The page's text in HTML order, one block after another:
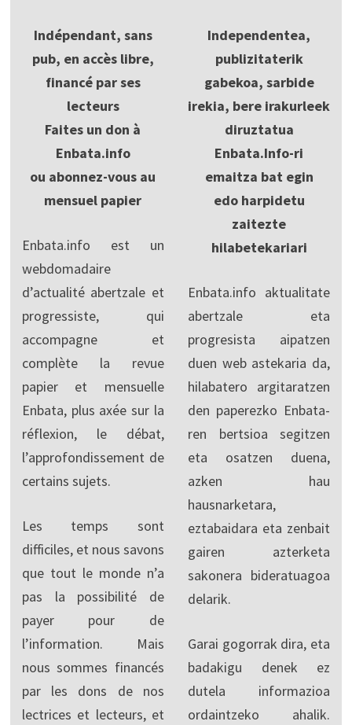
Indépendant, sans
pub, en accès libre,
financé par ses
lecteurs
Faites un don à
Enbata.info
ou abonnez-vous au
mensuel papier
Enbata.info est un
webdomadaire
d’actualité abertzale et
progressiste, qui
accompagne et
complète la revue
papier et mensuelle
Enbata, plus axée sur la
réflexion, le débat,
l’approfondissement de
certains sujets.
Les temps sont
difficiles, et nous savons
que tout le monde n’a
pas la possibilité de
payer pour de
l’information. Mais
nous sommes financés
par les dons de nos
lectrices et lecteurs, et
Independentea,
publizitaterik
gabekoa, sarbide
irekia, bere irakurleek
diruztatua
Enbata.Info-ri
emaitza bat egin
edo harpidetu
zaitezte
hilabetekariari
Enbata.info aktualitate
abertzale eta
progresista aipatzen
duen web astekaria da,
hilabatero argitaratzen
den paperezko Enbata-
ren bertsioa segitzen
eta osatzen duena,
azken hau
hausnarketara,
eztabaidara eta zenbait
gairen azterketa
sakonera bideratuagoa
delarik.
Garai gogorrak dira, eta
badakigu denek ez
dutela informazioa
ordaintzeko ahalik.